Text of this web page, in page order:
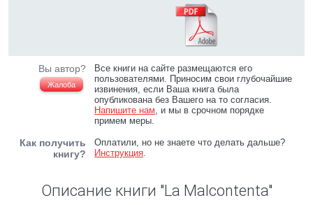
Вы автор?
Жалоба
Все книги на сайте размещаются его
пользователями. Приносим свои глубочайшие
извинения, если Ваша книга была
опубликована без Вашего на то согласия.
Напишите нам, и мы в срочном порядке
примем меры.
Как получить
книгу?
Оплатили, но не знаете что делать дальше?
Инструкция.
Описание книги "La Malcontenta"